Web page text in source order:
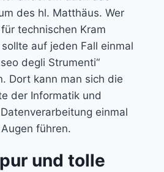
des hl. Matthäus. Wer
technischen Kram
auf jeden Fall einmal
degli Strumenti“
Dort kann man sich die
der Informatik und
einmal
führen.
und tolle